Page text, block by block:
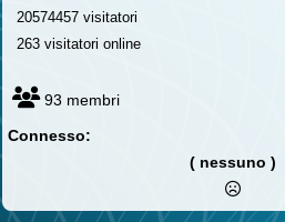
20574457 visitatori
263 visitatori online
93 membri
Connesso:
( nessuno )